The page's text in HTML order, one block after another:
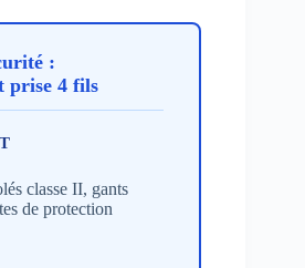
:
prise 4 fils
classe II, gants
de protection